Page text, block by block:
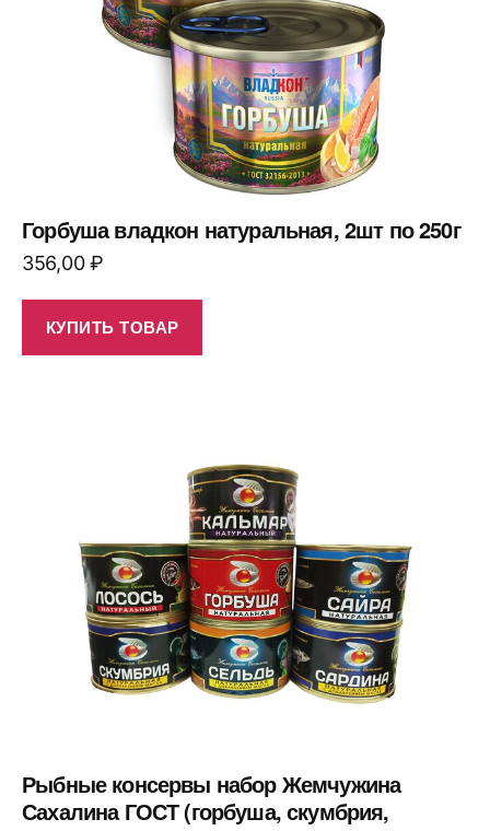
Горбуша владкон натуральная, 2шт по 250г
356,00₽
КУПИТЬ ТОВАР
Рыбные консервы набор Жемчужина
Сахалина ГОСТ (горбуша, скумбрия,